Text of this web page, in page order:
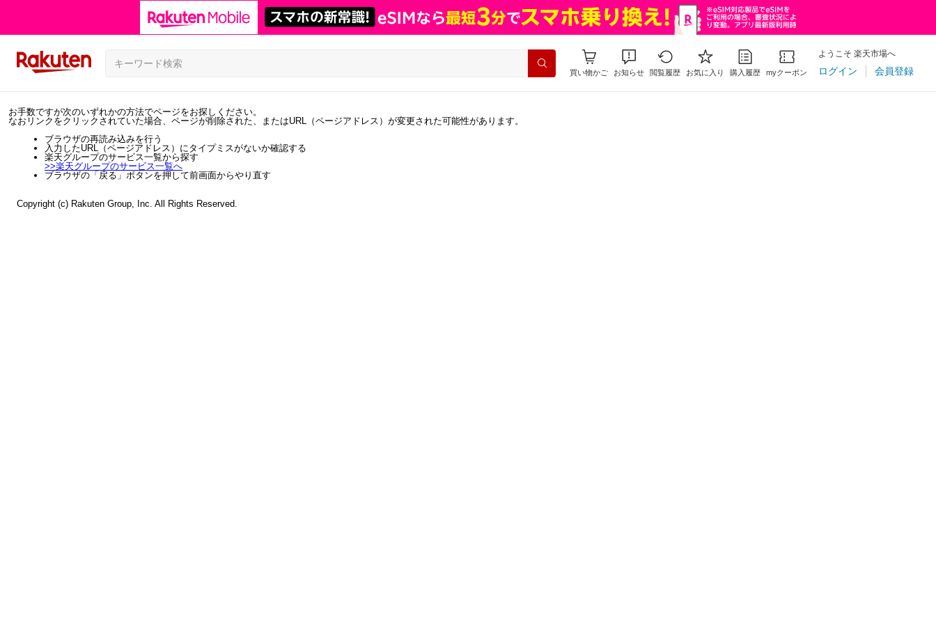
買い物かご お知らせ 閲覧履歴 お気に入り 購入履歴 myクーポン
ようこそ 楽天市場へ
ログイン 会員登録
お手数ですが次のいずれかの方法でページをお探しください。
なおリンクをクリックされていた場合、ページが削除された、またはURL（ページアドレス）が変更された可能性があります。
ブラウザの再読み込みを行う
入力したURL（ページアドレス）にタイプミスがないか確認する
楽天グループのサービス一覧から探す
>>楽天グループのサービス一覧へ
ブラウザの「戻る」ボタンを押して前画面からやり直す
Copyright (c) Rakuten Group, Inc. All Rights Reserved.